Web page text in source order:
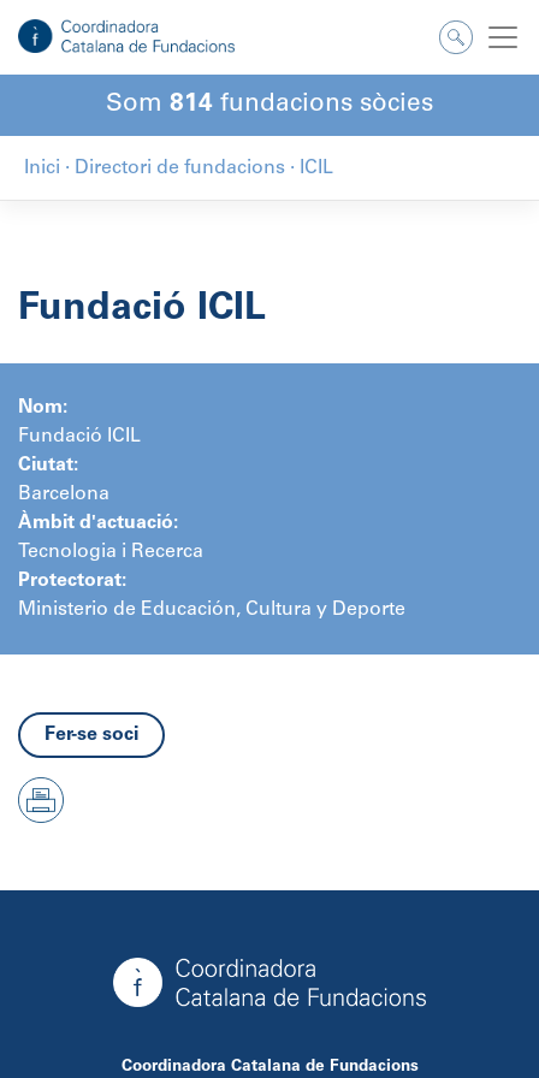
contingut
Som 814 fundacions sòcies
Inici · Directori de fundacions · ICIL
Fundació ICIL
Nom:
Fundació ICIL
Ciutat:
Barcelona
Àmbit d'actuació:
Tecnologia i Recerca
Protectorat:
Ministerio de Educación, Cultura y Deporte
Fer-se soci
Coordinadora Catalana de Fundacions